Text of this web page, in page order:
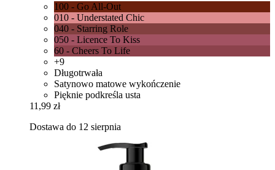
100 - Go All-Out
010 - Understated Chic
040 - Starring Role
050 - Licence To Kiss
60 - Cheers To Life
+9
Długotrwała
Satynowo matowe wykończenie
Pięknie podkreśla usta
11,99 zł
Dostawa do 12 sierpnia